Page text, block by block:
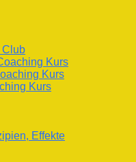
Club
Kurs
Kurs
Kurs
Effekte